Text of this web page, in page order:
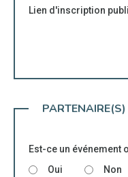
Lien d'inscription
Est-ce un événement
Oui
Non